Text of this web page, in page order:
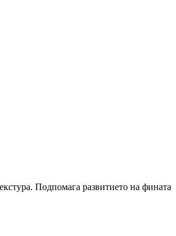
Подпомага развитието на фината